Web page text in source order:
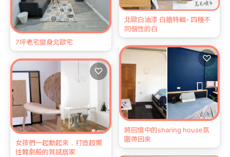
7坪老宅變身北歐宅
女孩們一起動起來，打造超嚮
往韓劇般的質感居家
♡
北歐白油漆 白牆特輯- 四種不
同個性的白
將回憶中的sharing house氛
圍帶回來
♡